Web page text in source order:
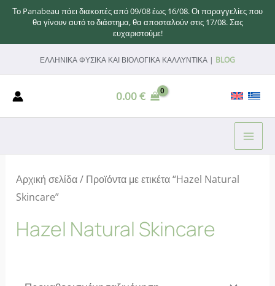
Το Panabeau πάει διακοπές από 09/08 έως 16/08. Οι παραγγελίες που
θα γίνουν αυτό το διάστημα, θα αποσταλούν στις 17/08. Σας
ευχαριστούμε!
περιεχόμενο
ΕΛΛΗΝΙΚΑ ΦΥΣΙΚΑ ΚΑΙ ΒΙΟΛΟΓΙΚΑ ΚΑΛΛΥΝΤΙΚΑ | BLOG
0.00€
Αρχική σελίδα/ Προϊόντα με ετικέτα “Hazel Natural
Skincare”
Hazel Natural Skincare